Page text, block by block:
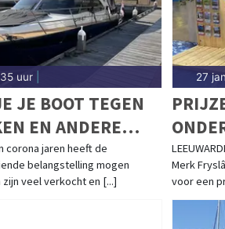
uur
JE BOOT TEGEN
EN ANDERE
corona jaren heeft de
belangstelling mogen
veel verkocht en [...]
27
Merk
voor een